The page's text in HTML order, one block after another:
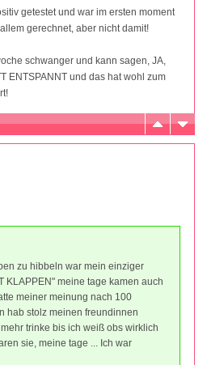
getestet und war im ersten moment
gerechnet, aber nicht damit!
schwanger und kann sagen, JA,
ENTSPANNT und das hat wohl zum
zu hibbeln war mein einziger
KLAPPEN" meine tage kamen auch
meiner meinung nach 100
hab stolz meinen freundinnen
trinke bis ich weiß obs wirklich
sie, meine tage ... Ich war